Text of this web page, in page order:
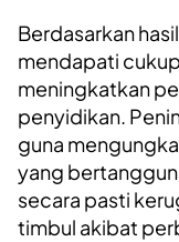
Berdasarkan
mendapati
meningkatkan
penyidikan.
guna
yang
secara pasti
timbul akibat